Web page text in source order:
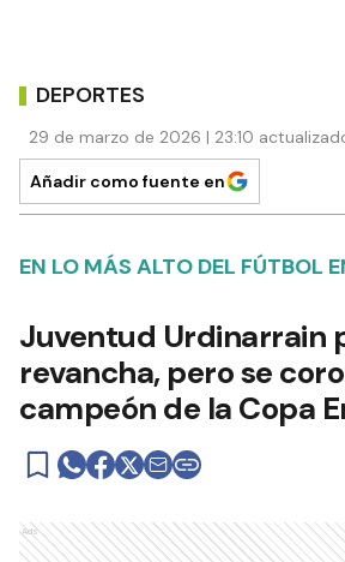
DEPORTES
29 de marzo de 2026 | 23:10
Añadir como fuente en
EN LO MÁS ALTO DEL FÚTBOL
Juventud Urdinarrain
revancha, pero se
campeón de la Copa
Ads